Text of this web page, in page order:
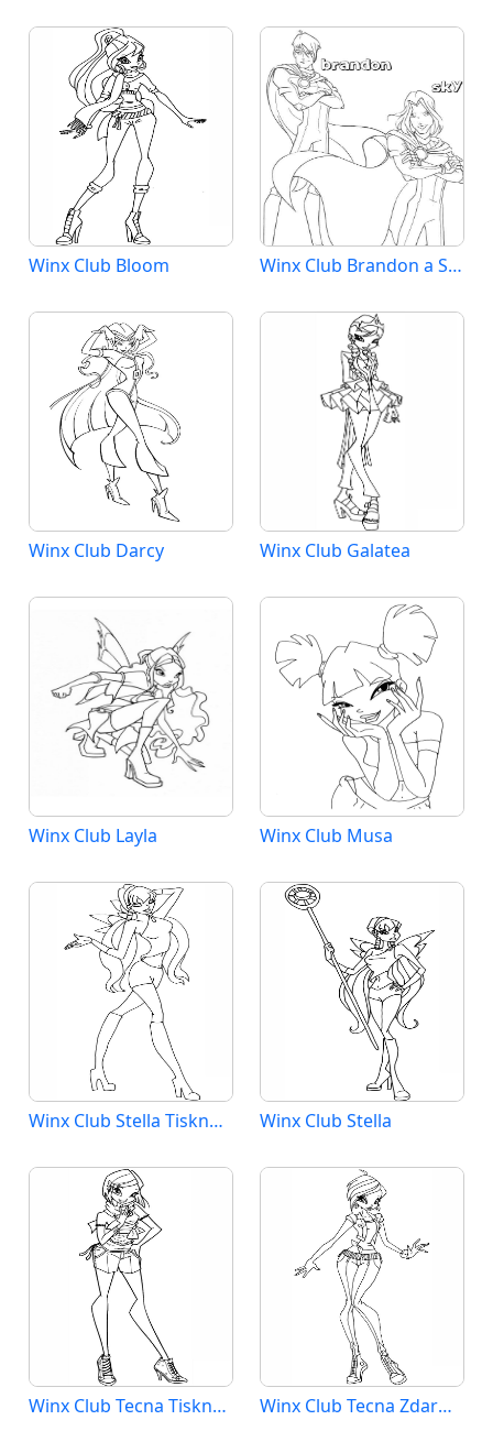
Winx Club Bloom Winx Club Brandon a Sky
Winx Club Darcy Winx Club Galatea
Winx Club Layla Winx Club Musa
Winx Club Stella Tisknutelná Winx Club Stella
Winx Club Tecna Tisknutelná Winx Club Tecna Zdarma Tisknutelná